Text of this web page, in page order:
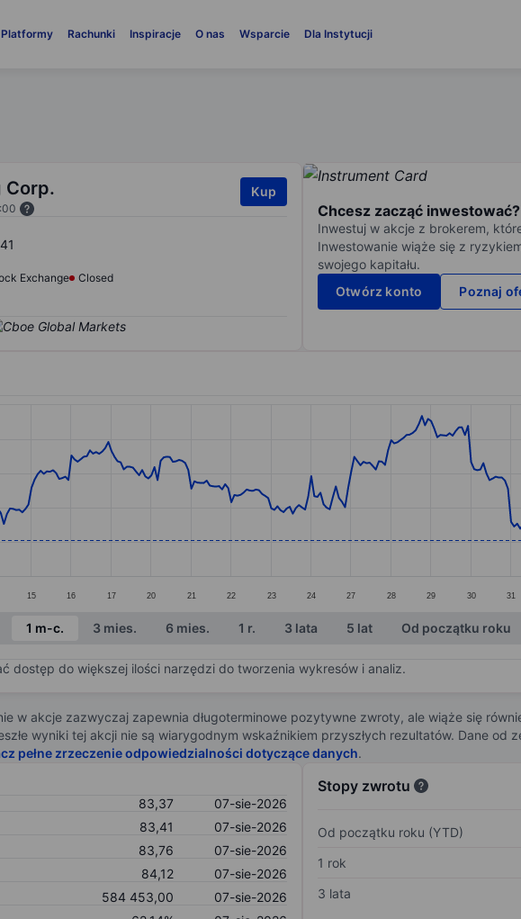
Platformy Rachunki Inspiracje O nas Wsparcie Dla Instytucji
Corp.
Kup
Exchange
Closed
Chcesz zacząć inwestować?
Inwestuj w akcje z brokerem,
Inwestowanie wiąże się z
swojego kapitału.
Otwórz konto
Poznaj
categories.
values. Data ranges from 83.42 to 91.36.
15 16 17 20 21 22 23 24 27 28 29 30 31
1 m-c. 3 mies. 6 mies. 1 r. 3 lata 5 lat Od początku roku
dostęp do większej ilości narzędzi do tworzenia wykresów i analiz.
w akcje zazwyczaj zapewnia długoterminowe pozytywne zwroty, ale wiąże się
wyniki tej akcji nie są wiarygodnym wskaźnikiem przyszłych rezultatów. Dane od
pełne zrzeczenie odpowiedzialności dotyczące danych.
83,37
07-sie-2026
83,41
07-sie-2026
83,76
07-sie-2026
84,12
07-sie-2026
584 453,00
07-sie-2026
Stopy zwrotu
Od początku roku (YTD)
1 rok
3 lata